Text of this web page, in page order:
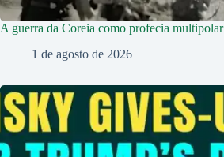
A guerra da Coreia como profecia multipolar
1 de agosto de 2026